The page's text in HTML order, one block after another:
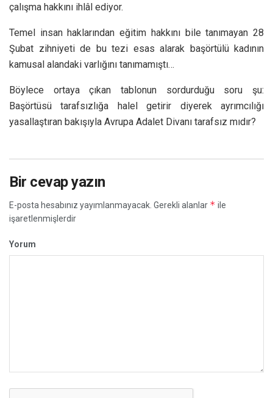
çalışma hakkını ihlâl ediyor.
Temel insan haklarından eğitim hakkını bile tanımayan 28
Şubat zihniyeti de bu tezi esas alarak başörtülü kadının
kamusal alandaki varlığını tanımamıştı…
Böylece ortaya çıkan tablonun sordurduğu soru şu:
Başörtüsü tarafsızlığa halel getirir diyerek ayrımcılığı
yasallaştıran bakışıyla Avrupa Adalet Divanı tarafsız mıdır?
Bir cevap yazın
E-posta hesabınız yayımlanmayacak. Gerekli alanlar * ile
işaretlenmişlerdir
Yorum